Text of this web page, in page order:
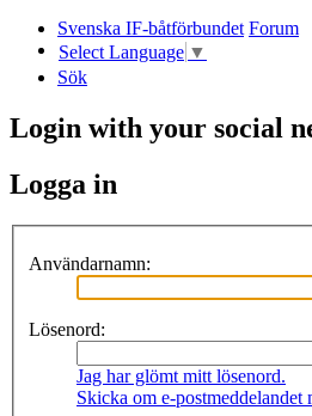
Svenska IF-båtförbundet Forum
Select Language ▼
Sök
Login with your social
Logga in
Användarnamn:
Lösenord:
Jag har glömt mitt lösenord.
Skicka om e-postmeddelandet